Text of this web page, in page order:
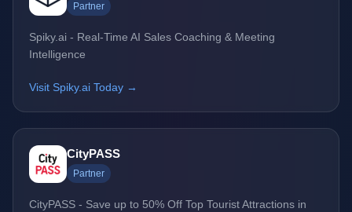
Partner
Spiky.ai - Real-Time AI Sales Coaching & Meeting
Intelligence
Visit Spiky.ai Today →
CityPASS
Partner
CityPASS - Save up to 50% Off Top Tourist Attractions in